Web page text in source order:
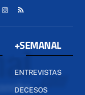
+SEMANAL
ENTREVISTAS
DECESOS